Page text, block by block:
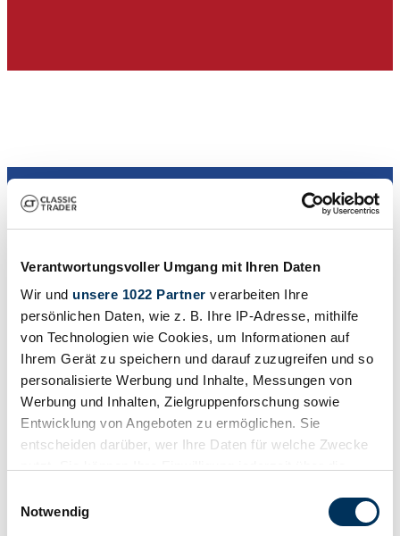
Verantwortungsvoller Umgang mit Ihren Daten
Wir und unsere 1022 Partner verarbeiten Ihre
persönlichen Daten, wie z. B. Ihre IP-Adresse, mithilfe
von Technologien wie Cookies, um Informationen auf
Ihrem Gerät zu speichern und darauf zuzugreifen und so
personalisierte Werbung und Inhalte, Messungen von
Werbung und Inhalten, Zielgruppenforschung sowie
Entwicklung von Angeboten zu ermöglichen. Sie
entscheiden darüber, wer Ihre Daten für welche Zwecke
Trigger Symbol ändern oder widerrufen
Notwendig
Dealer